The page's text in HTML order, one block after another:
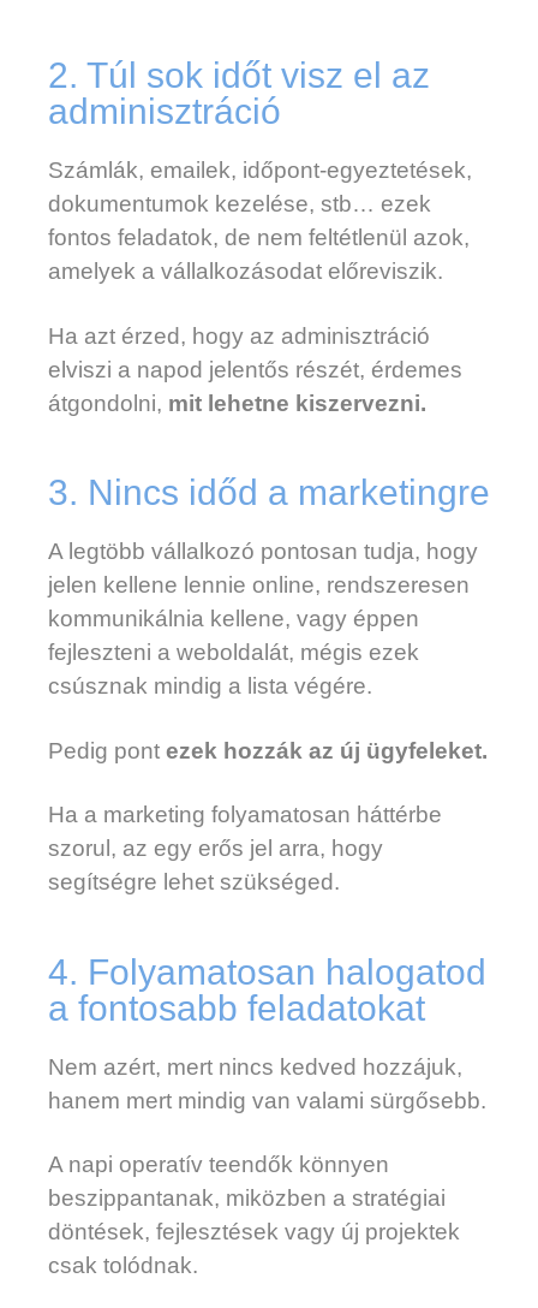
2. Túl sok időt visz el az
adminisztráció
Számlák, emailek, időpont-egyeztetések,
dokumentumok kezelése, stb… ezek
fontos feladatok, de nem feltétlenül azok,
amelyek a vállalkozásodat előreviszik.
Ha azt érzed, hogy az adminisztráció
elviszi a napod jelentős részét, érdemes
átgondolni, mit lehetne kiszervezni.
3. Nincs időd a marketingre
A legtöbb vállalkozó pontosan tudja, hogy
jelen kellene lennie online, rendszeresen
kommunikálnia kellene, vagy éppen
fejleszteni a weboldalát, mégis ezek
csúsznak mindig a lista végére.
Pedig pont ezek hozzák az új ügyfeleket.
Ha a marketing folyamatosan háttérbe
szorul, az egy erős jel arra, hogy
segítségre lehet szükséged.
4. Folyamatosan halogatod
a fontosabb feladatokat
Nem azért, mert nincs kedved hozzájuk,
hanem mert mindig van valami sürgősebb.
A napi operatív teendők könnyen
beszippantanak, miközben a stratégiai
döntések, fejlesztések vagy új projektek
csak tolódnak.